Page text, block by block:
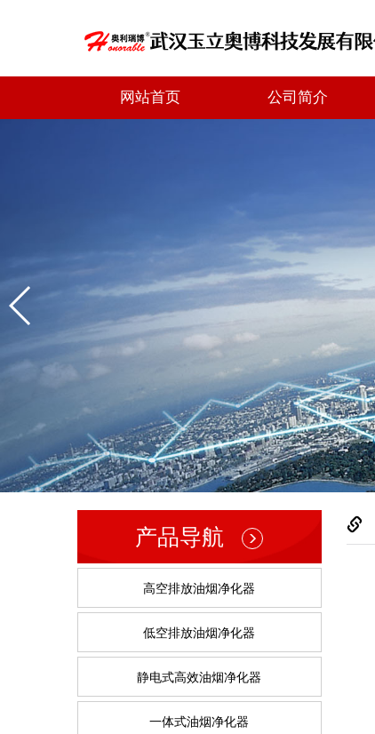
网站首页 公司简介
产品导航
高空排放油烟净化器
低空排放油烟净化器
静电式高效油烟净化器
一体式油烟净化器